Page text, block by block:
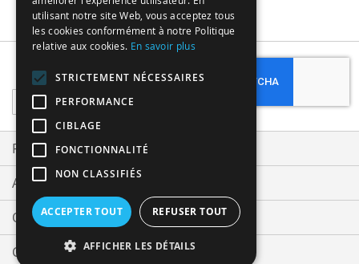
Sign
Up
for
Our
Newsletter:
Subscribe
Privacy and Cookie Policy
Advanced Search
Orders and Returns
Contact Us
utilisant notre site Web, vous acceptez tous
les cookies conformément à notre Politique
relative aux cookies. En savoir plus
STRICTEMENT NÉCESSAIRES
PERFORMANCE
CIBLAGE
FONCTIONNALITÉ
NON CLASSIFIÉS
ACCEPTER TOUT REFUSER TOUT
AFFICHER LES DÉTAILS